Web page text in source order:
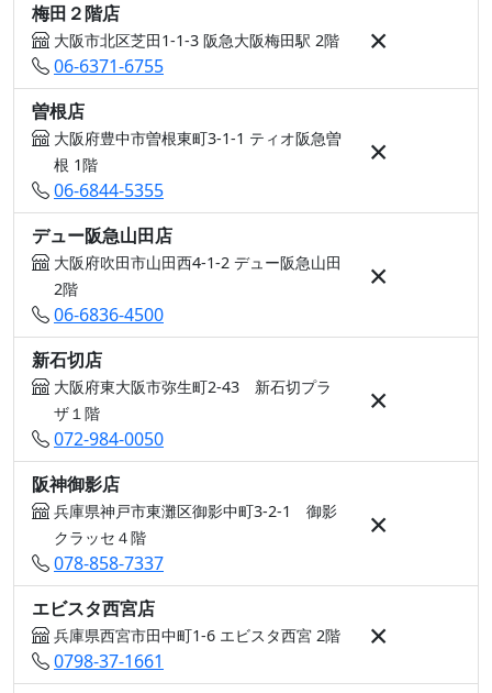
梅田２階店
大阪市北区芝田1-1-3 阪急大阪梅田駅 2階
06-6371-6755
×
曽根店
大阪府豊中市曽根東町3-1-1 ティオ阪急曽
根 1階
06-6844-5355
×
デュー阪急山田店
大阪府吹田市山田西4-1-2 デュー阪急山田
2階
06-6836-4500
×
新石切店
大阪府東大阪市弥生町2-43 新石切プラ
ザ１階
072-984-0050
×
阪神御影店
兵庫県神戸市東灘区御影中町3-2-1 御影
クラッセ４階
078-858-7337
×
エビスタ西宮店
兵庫県西宮市田中町1-6 エビスタ西宮 2階
0798-37-1661
×